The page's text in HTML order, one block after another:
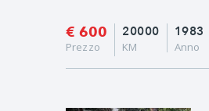
€ 600
Prezzo
1983
Anno
20000
KM